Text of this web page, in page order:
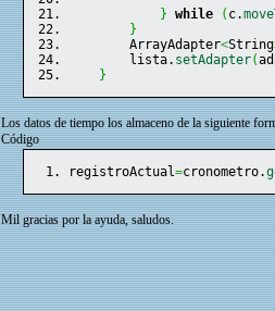
} while ( c.
}
ArrayAdapter<String
lista. setAdapter(
}
Los datos de tiempo los almaceno de la siguiente
Código
registroActual=cronometro.
Mil gracias por la ayuda, saludos.